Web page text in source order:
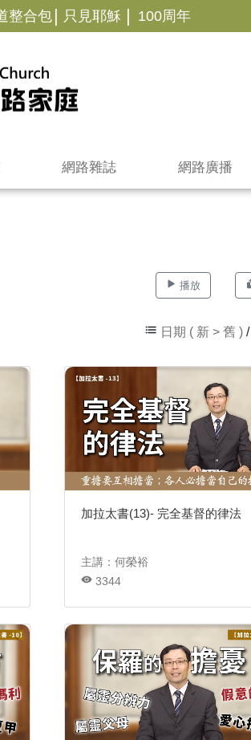
整合包 | 只見耶穌 | 100周年
網路雜誌 網路廣播
播放
日期 ( 新 > 舊 )/
加拉太書(13)- 完全基督的律法
主講：何榮裕
3344